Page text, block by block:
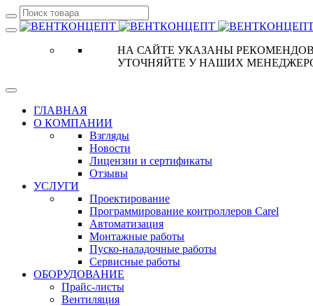
НА САЙТЕ УКАЗАНЫ
УТОЧНЯЙТЕ У НАШИХ
ГЛАВНАЯ
О КОМПАНИИ
Взгляды
Новости
Лицензии и сертификаты
Отзывы
УСЛУГИ
Проектирование
Программирование контроллеров Carel
Автоматизация
Монтажные работы
Пуско-наладочные работы
Сервисные работы
ОБОРУДОВАНИЕ
Прайс-листы
Вентиляция